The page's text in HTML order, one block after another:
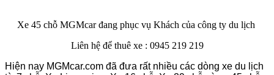
Xe 45 chỗ MGMcar đang phục vụ Khách của công ty du lịch
Liên hệ để thuê xe : 0945 219 219
Hiện nay MGMcar.com đã đưa rất nhiều các dòng xe du lịch